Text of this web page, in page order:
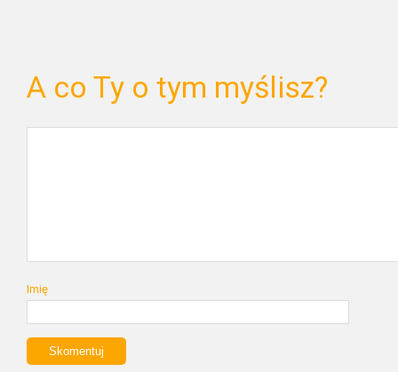
A co Ty o tym myślisz?
Imię